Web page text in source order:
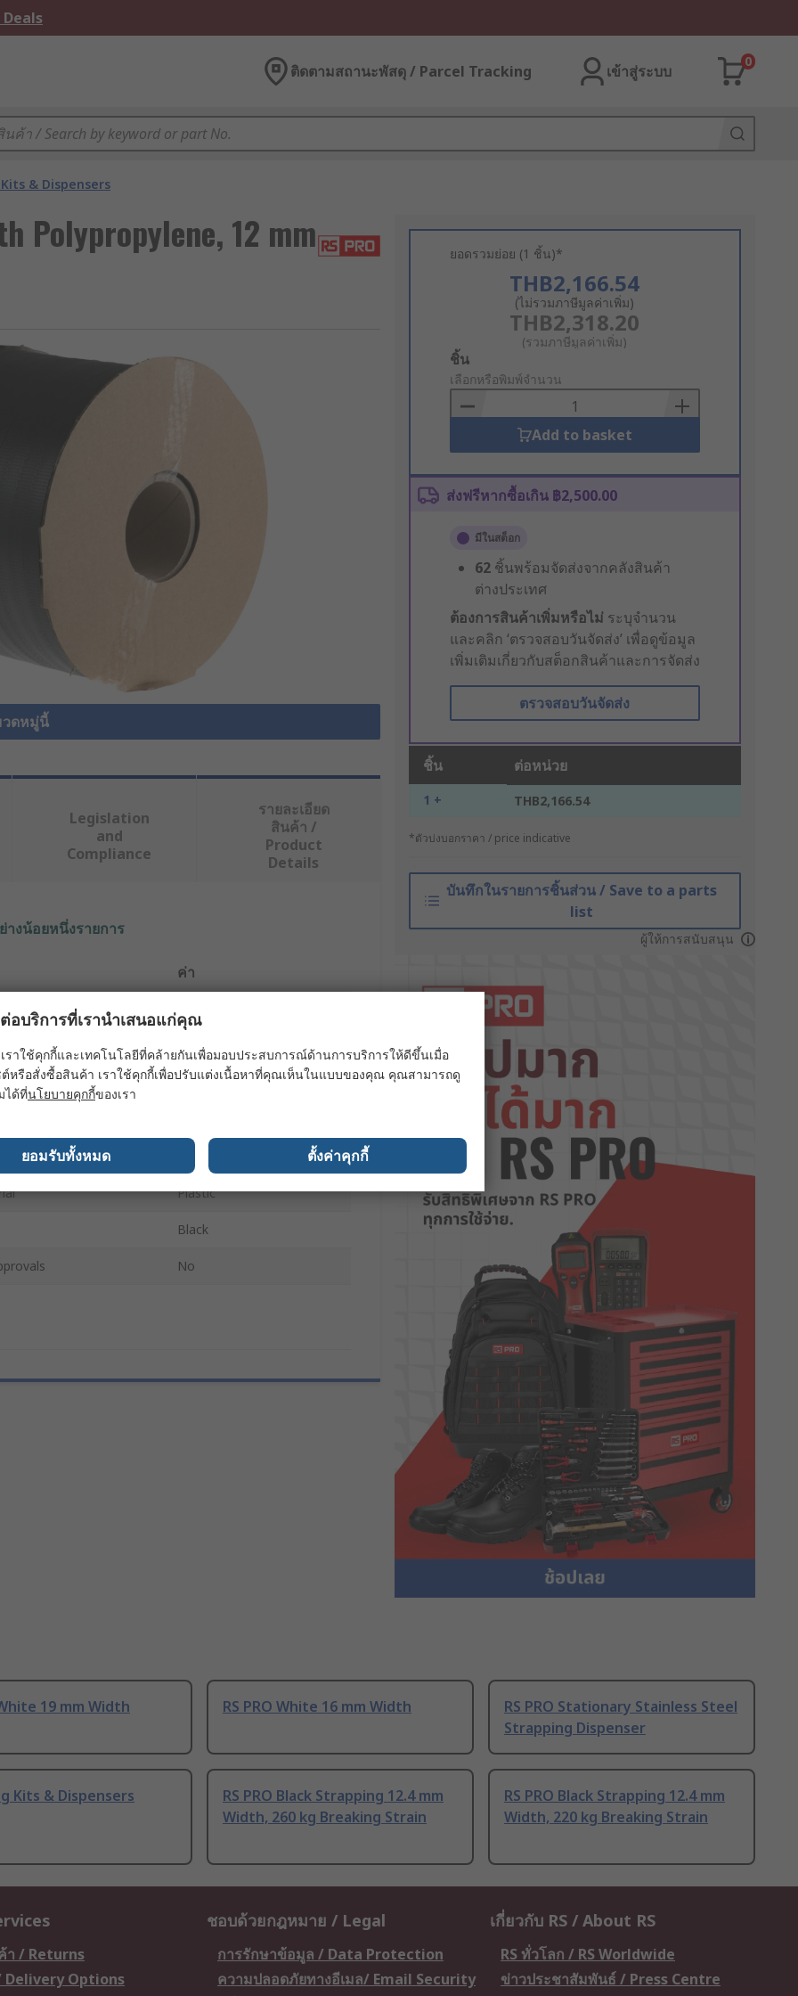
ติดตามสถานะพัสดุ / Parcel Tracking เข้าสู่ระบบ
0
& Dispensers
Polypropylene, 12 mm
ดหมู่นี้
ยอดรวมย่อย (1 ชิ้น)*
THB2,166.54
(ไม่รวมภาษีมูลค่าเพิ่ม)
THB2,318.20
(รวมภาษีมูลค่าเพิ่ม)
Add
to
Basket
ชิ้น
เลือกหรือพิมพ์จำนวน
Add to basket
ส่งฟรีหากซื้อเกิน ฿2,500.00
มีในสต็อก
62 ชิ้นพร้อมจัดส่งจากคลังสินค้า
ต่างประเทศ
ต้องการสินค้าเพิ่มหรือไม่ ระบุจำนวน
และคลิก ‘ตรวจสอบวันจัดส่ง’ เพื่อดูข้อมูล
เพิ่มเติมเกี่ยวกับสต็อกสินค้าและการจัดส่ง
ตรวจสอบวันจัดส่ง
ชิ้น ต่อหน่วย
1 + THB2,166.54
*ตัวบ่งบอกราคา / price indicative
บันทึกในรายการชิ้นส่วน / Save to a parts
list
ผู้ให้การสนับสนุน
Legislation
and
Compliance
รายละเอียด
สินค้า /
Product
Details
งน้อยหนึ่งรายการ
ค่า
Strapping Kit
Polypropylene
Plastic
Black
No
19 mm Width RS PRO White 16 mm Width
RS PRO Stationary Stainless Steel
Strapping Dispenser
Kits & Dispensers
RS PRO Black Strapping 12.4 mm
Width, 260 kg Breaking Strain
RS PRO Black Strapping 12.4 mm
Width, 220 kg Breaking Strain
า / Returns
Delivery Options
ชอบด้วยกฎหมาย / Legal
การรักษาข้อมูล / Data Protection
ความปลอดภัยทางอีเมล/ Email Security
เกี่ยวกับ RS / About RS
RS ทั่วโลก / RS Worldwide
ข่าวประชาสัมพันธ์ / Press Centre
อบริการที่เรานำเสนอแก่คุณ
ราใช้คุกกี้และเทคโนโลยีที่คล้ายกันเพื่อมอบประสบการณ์ด้านการบริการให้ดีขึ้นเมื่อ
หรือสั่งซื้อสินค้า เราใช้คุกกี้เพื่อปรับแต่งเนื้อหาที่คุณเห็นในแบบของคุณ คุณสามารถดู
ได้ที่นโยบายคุกกี้ของเรา
ยอมรับทั้งหมด ตั้งค่าคุกกี้